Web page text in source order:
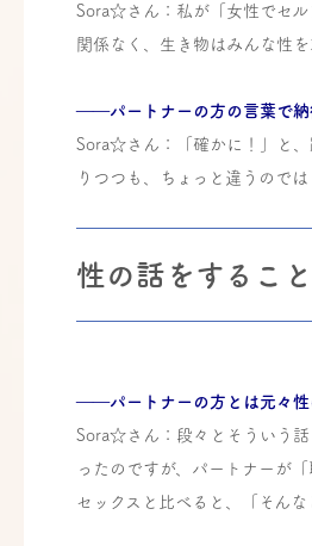
Sora☆さん：私が「女性でセル
関係なく、生き物はみんな性
――パートナーの方の言葉で納
Sora☆さん：「確かに！」と
りつつも、ちょっと違うので
性の話をするこ
――パートナーの方とは元々性
Sora☆さん：段々とそういう話
ったのですが、パートナーが
セックスと比べると、「そん